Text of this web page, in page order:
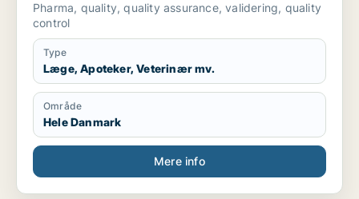
Pharma, quality, quality assurance, validering, quality
control
Type
Læge, Apoteker, Veterinær mv.
Område
Hele Danmark
Mere info